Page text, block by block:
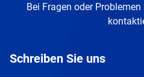
Bei Fragen oder
Schreiben Sie uns